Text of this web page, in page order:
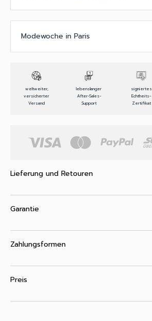
Modewoche in Paris
weltweiter,
versicherter
Versand
lebenslanger
After-Sales-
Support
signiertes
Echtheits-
Zertifikat
Lieferung und Retouren
Garantie
Zahlungsformen
Preis